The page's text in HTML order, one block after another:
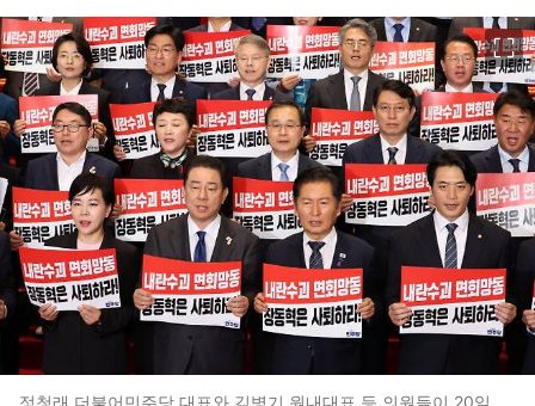
정청래 더불어민주당 대표와 김병기 원내대표 등 의원들이 20일